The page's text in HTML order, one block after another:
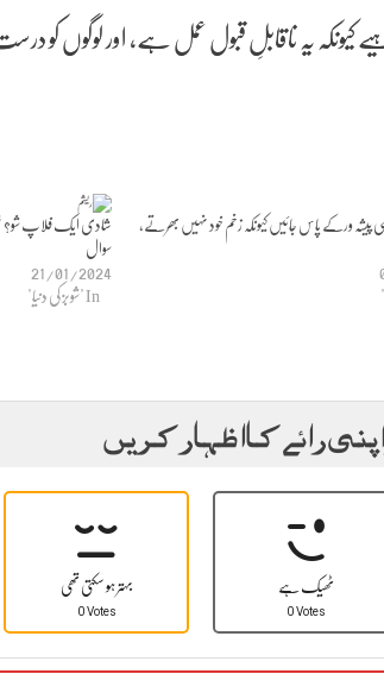
یہ ناقابلِ قبول عمل ہے، اور لوگوں کو
شادی ایک فلاپ شو؟
سوال
21/01/2024
In "شوبز کی دنیا"
پیشہ ورکے پاس جائیں کیونکہ زخم خود نہیں بھرتے،
رائے کا اظہار کریں
بہتر ہو سکتی تھی
0 Votes
ٹھیک ہے
0 Votes